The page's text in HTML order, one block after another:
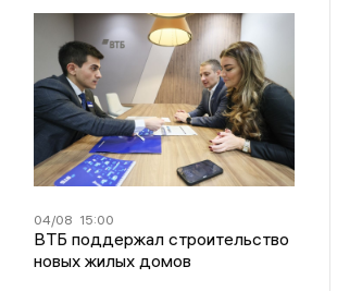
04/08 15:00
ВТБ поддержал строительство
новых жилых домов